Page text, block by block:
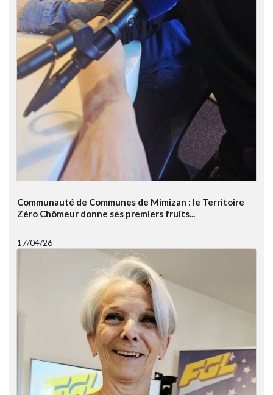
Communauté de Communes de Mimizan : le Territoire
Zéro Chômeur donne ses premiers fruits...
17/04/26